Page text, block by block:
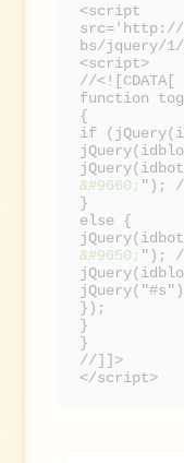
<script
src='http://
bs/jquery/
<script>
//<![CDATA[
function
{
if
&#9660; "); //
}
else {
&#9650; "); //
});
}
}
//]]>
</script>